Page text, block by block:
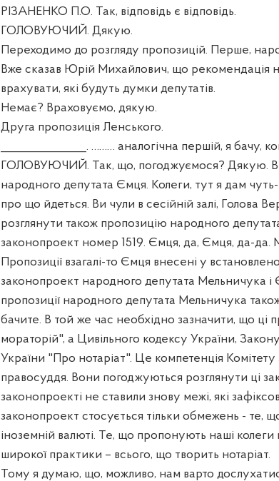
РІЗАНЕНКО П.О. Так, відповідь є відповідь.
ГОЛОВУЮЧИЙ. Дякую.
Переходимо до розгляду пропозицій. Перше,
Вже сказав Юрій Михайлович, що рекомендація
врахувати, які будуть думки депутатів.
Немає? Враховуємо, дякую.
Друга пропозиція Ленського.
_______________. ……… аналогічна першій, я бачу,
ГОЛОВУЮЧИЙ. Так, що, погоджуємося? Дякую.
народного депутата Ємця. Колеги, тут я дам
про що йдеться. Ви чули в сесійній залі, Голова
розглянути також пропозицію народного
законопроект номер 1519. Ємця, да, Ємця, да-да.
Пропозиції взагалі-то Ємця внесені у
законопроект народного депутата Мельничука
пропозиції народного депутата Мельничука
бачите. В той же час необхідно зазначити, що ці
мораторій", а Цивільного кодексу України,
України "Про нотаріат". Це компетенція Комітету
правосуддя. Вони погоджуються розглянути ці
законопроекті не ставили знову межі, які
законопроект стосується тільки обмежень - те,
іноземній валюті. Те, що пропонують наші
широкої практики – всього, що творить нотаріат.
Тому я думаю, що, можливо, нам варто